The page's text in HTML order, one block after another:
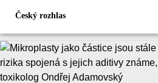
Český rozhlas